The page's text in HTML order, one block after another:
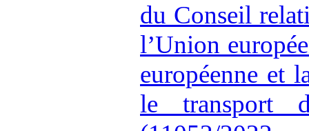
du Conseil
l’Union
européenne et
le transport